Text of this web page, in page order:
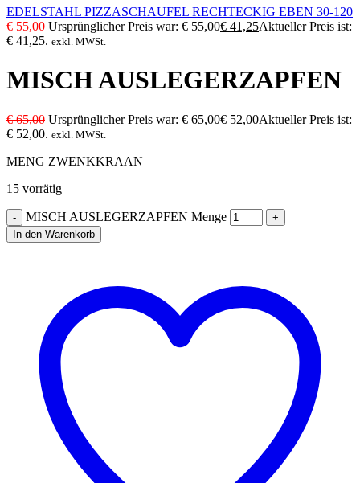
EDELSTAHL PIZZASCHAUFEL RECHTECKIG EBEN 30-120
€55,00 Ursprünglicher Preis war: € 55,00€ 41,25Aktueller Preis ist:
€ 41,25. exkl. MWSt.
MISCH AUSLEGERZAPFEN
€65,00 Ursprünglicher Preis war: € 65,00€ 52,00Aktueller Preis ist:
€ 52,00. exkl. MWSt.
MENG ZWENKKRAAN
15 vorrätig
MISCH AUSLEGERZAPFEN Menge
In den Warenkorb